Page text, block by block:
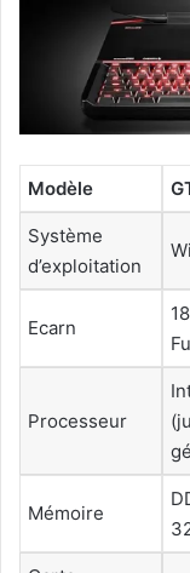
Modèle
Système
d’exploitation
Ecarn
Processeur
Mémoire